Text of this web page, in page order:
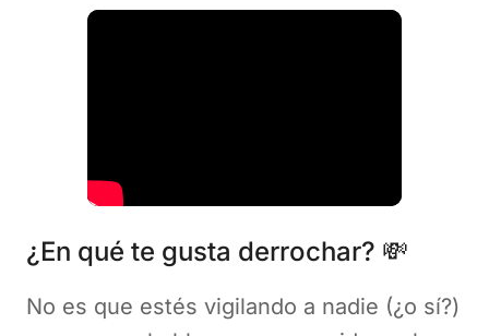
¿En qué te gusta derrochar? 💸
No es que estés vigilando a nadie (¿o sí?)